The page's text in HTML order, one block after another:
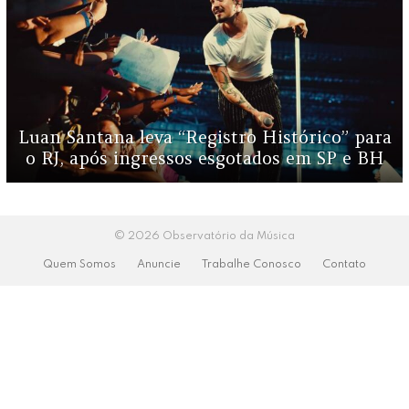
Luan Santana leva “Registro Histórico” para
o RJ, após ingressos esgotados em SP e BH
© 2026 Observatório da Música
Quem Somos Anuncie Trabalhe Conosco Contato